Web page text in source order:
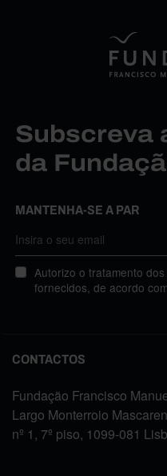
Subscreva
da
MANTENHA-SE A PAR
Autorizo o tratamento
fornecidos, de acordo
CONTACTOS
Fundação Francisco
Largo Monterroio
nº 1, 7º piso, 1099-081